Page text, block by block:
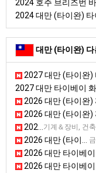
2024 호주 브리즈번 바이오
2024 대만 (타이완) 타이베이 생물과학 기술 전시회 [BIO
대만 (타이완) 다
2027 대만 (타이완) 타이베이 공작기계 전
2027 대만 타이베이 화장품 전시
2026 대만 (타이완) 까오슝 호텔, 레스토랑 기기 및 베이커리장비 전시회
2026 대만 (타이완) 까오슝 식품 전시회
기계＆장비, 건
2026 대만 (타이완) 하드웨어 전시회 [THS]
2026 대만 (타이완) 금속재료 및 정밀가공장비 전시회 [IMT]
2026 대만 타이베이 에너지 전시회
2026 대만 타이베이 국제 물 산업 전시회 [TIWW]